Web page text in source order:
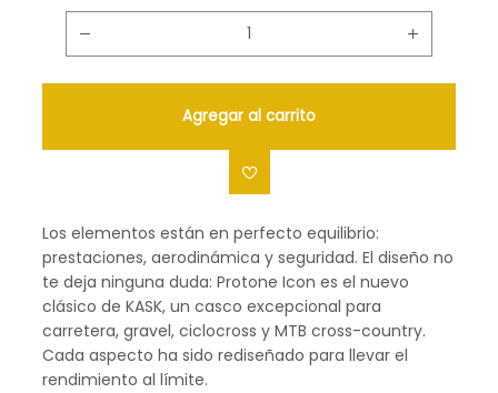
Agregar al carrito
Los elementos están en perfecto equilibrio:
prestaciones, aerodinámica y seguridad. El diseño no
te deja ninguna duda: Protone Icon es el nuevo
clásico de KASK, un casco excepcional para
carretera, gravel, ciclocross y MTB cross-country.
Cada aspecto ha sido rediseñado para llevar el
rendimiento al límite.